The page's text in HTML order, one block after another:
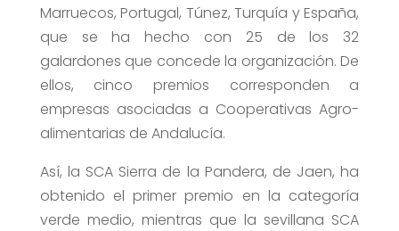
Marruecos, Portugal, Túnez, Turquía y España,
que se ha hecho con 25 de los 32
galardones que concede la organización. De
ellos, cinco premios corresponden a
empresas asociadas a Cooperativas Agro-
alimentarias de Andalucía.
Así, la SCA Sierra de la Pandera, de Jaen, ha
obtenido el primer premio en la categoría
verde medio, mientras que la sevillana SCA